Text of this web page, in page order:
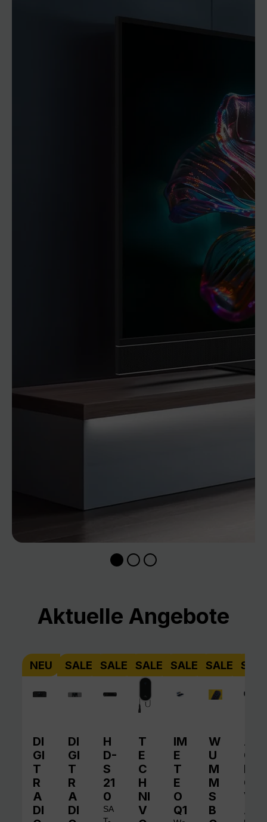
Produktgalerie überspringen
Aktuelle Angebote
NEU
DI
GI
T
R
A
DI
SALE
DI
GI
T
R
A
DI
SALE
H
D-
S
21
0
SA
SALE
T
E
C
H
NI
V
SALE
IM
E
T
E
O
Q1
SALE
W
U
M
M
S
B
A
QI
N
O
V
A